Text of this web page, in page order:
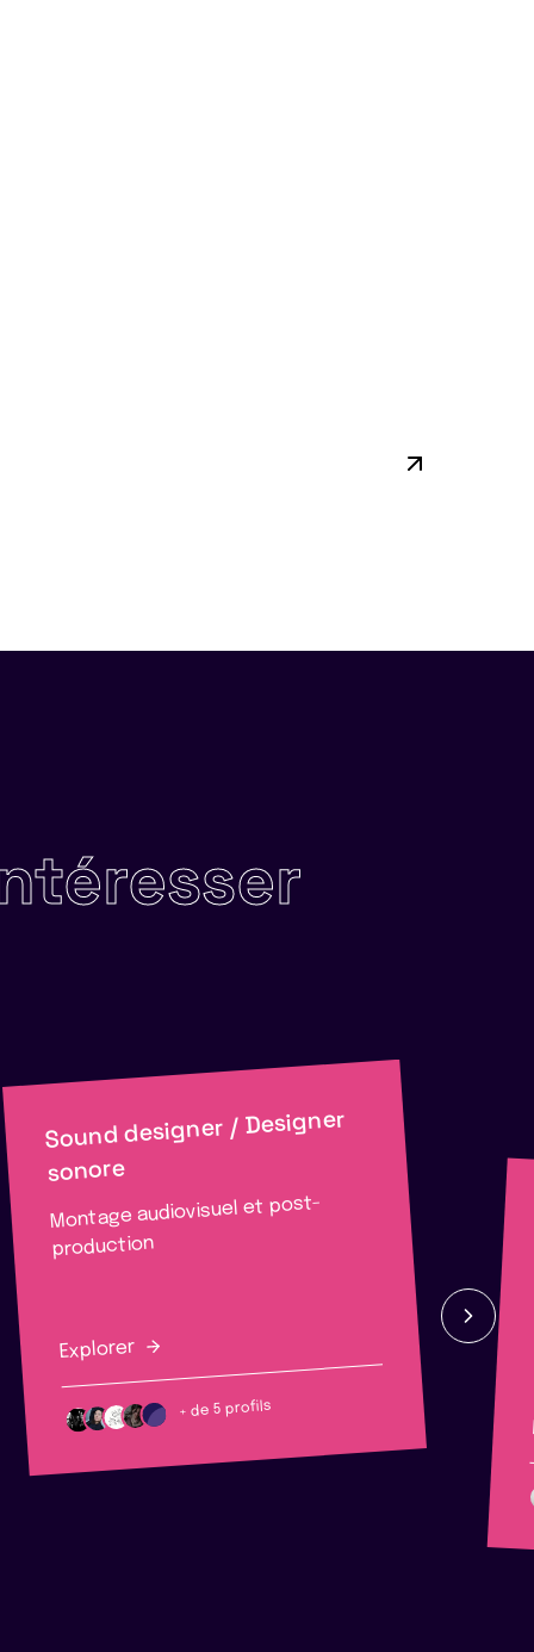
Sound designer / Designer
sonore
Montage audiovisuel et post-
production
Explorer
+ de 5 profils